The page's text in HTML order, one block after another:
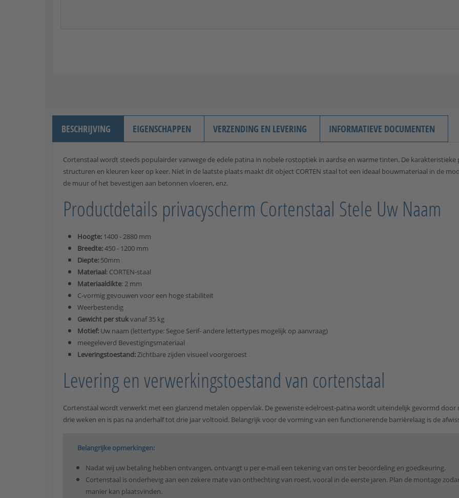
BESCHRIJVING EIGENSCHAPPEN VERZENDING EN LEVERING INFORMATIEVE DOCUMENTEN
Cortenstaal wordt steeds populairder vanwege de edele patina in nobele rostoptiek in aardse en warme tinten. De
structuren en kleuren keer op keer. Niet in de laatste plaats maakt dit object CORTEN staal tot een ideaal bouwmateriaal in de
de muur of het bevestigen aan betonnen vloeren, enz.
Productdetails privacyscherm Cortenstaal Stele Uw Naam
Hoogte: 1400 - 2880 mm
Breedte:450 - 1200 mm
Diepte: 50mm
Materiaal: CORTEN-staal
Materiaaldikte: 2 mm
C-vormig gevouwen voor een hoge stabiliteit
Weerbestendig
Gewicht per stukvanaf 35 kg
Motief: Uw naam (lettertype: Segoe Serif- andere lettertypes mogelijk op aanvraag)
meegeleverd Bevestigingsmateriaal
Leveringstoestand:Zichtbare zijden visueel voorgeroest
Levering en verwerkingstoestand van cortenstaal
Cortenstaal wordt verwerkt met een glanzend metalen oppervlak. De gewenste edelroest-patina wordt uiteindelijk gevormd
drie weken en is pas na anderhalf tot drie jaar voltooid. Belangrijk voor de vorming van een functionerende barrièrelaag is de
Belangrijke opmerkingen:
Nadat wij uw betaling hebben ontvangen, ontvangt u per e-mail een tekening van ons ter beoordeling en goedkeuring.
Cortenstaal is onderhevig aan een zekere mate van onthechting van roest, vooral in de eerste jaren. Plan de montage
manier kan plaatsvinden.